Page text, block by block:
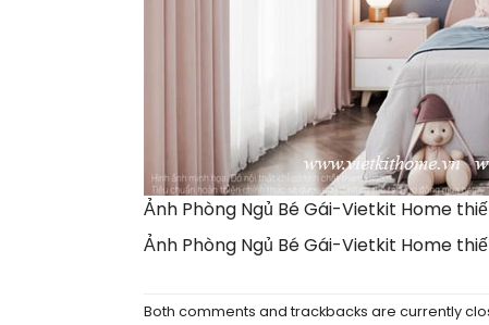
Ảnh Phòng Ngủ Bé Gái-Vietkit Home
Ảnh Phòng Ngủ Bé Gái-Vietkit Home
Both comments and trackbacks are currently